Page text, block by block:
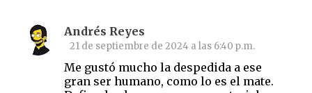
C
Andrés Reyes
21 de septiembre de 2024 a las 6:40 p.m.
Me gustó mucho la despedida a ese
gran ser humano, como lo es el mate.